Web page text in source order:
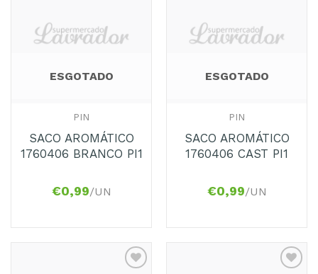
Favoritos
ESGOTADO
PIN
SACO AROMÁTICO
1760406 BRANCO PI1
€0,99/UN
Favoritos
ESGOTADO
PIN
SACO AROMÁTICO
1760406 CAST PI1
€0,99/UN